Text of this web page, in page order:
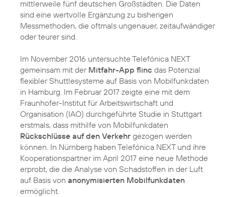
mittlerweile fünf deutschen Großstädten. Die Daten
sind eine wertvolle Ergänzung zu bisherigen
Messmethoden, die oftmals ungenauer, zeitaufwändiger
oder teurer sind.
Im November 2016 untersuchte Telefónica NEXT
gemeinsam mit der Mitfahr-App flinc das Potenzial
flexibler Shuttlesysteme auf Basis von Mobilfunkdaten
in Hamburg. Im Februar 2017 zeigte eine mit dem
Fraunhofer-Institut für Arbeitswirtschaft und
Organisation (IAO) durchgeführte Studie in Stuttgart
erstmals, dass mithilfe von Mobilfunkdaten
Rückschlüsse auf den Verkehr gezogen werden
können. In Nürnberg haben Telefónica NEXT und ihre
Kooperationspartner im April 2017 eine neue Methode
erprobt, die die Analyse von Schadstoffen in der Luft
auf Basis von anonymisierten Mobilfunkdaten
ermöglicht.